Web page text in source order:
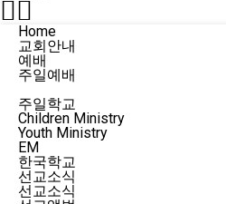
Home
교회안내
예배
주일예배
주일학교
Children Ministry
Youth Ministry
EM
한국학교
선교소식
선교소식